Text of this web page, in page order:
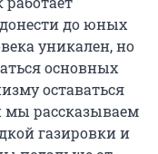
до юных
уникален, но
основных
оставаться
мы рассказываем
газировки и